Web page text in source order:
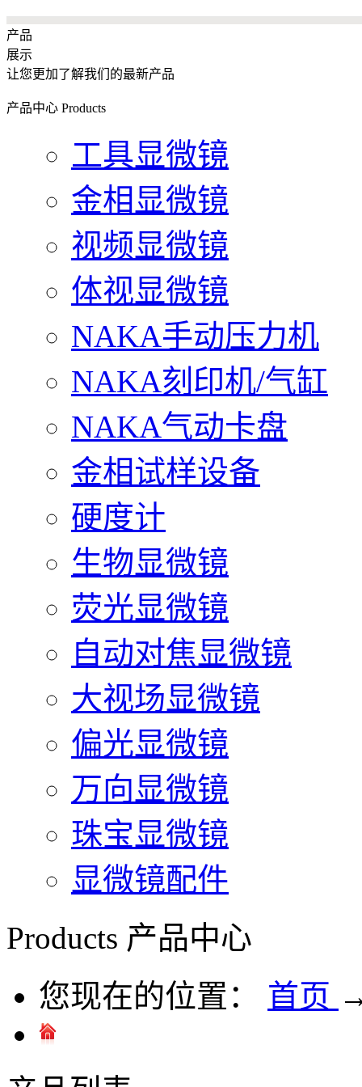
产品
展示
让您更加了解我们的最新产品
产品中心 Products
工具显微镜
金相显微镜
视频显微镜
体视显微镜
NAKA手动压力机
NAKA刻印机/气缸
NAKA气动卡盘
金相试样设备
硬度计
生物显微镜
荧光显微镜
自动对焦显微镜
大视场显微镜
偏光显微镜
万向显微镜
珠宝显微镜
显微镜配件
Products 产品中心
您现在的位置：
首页